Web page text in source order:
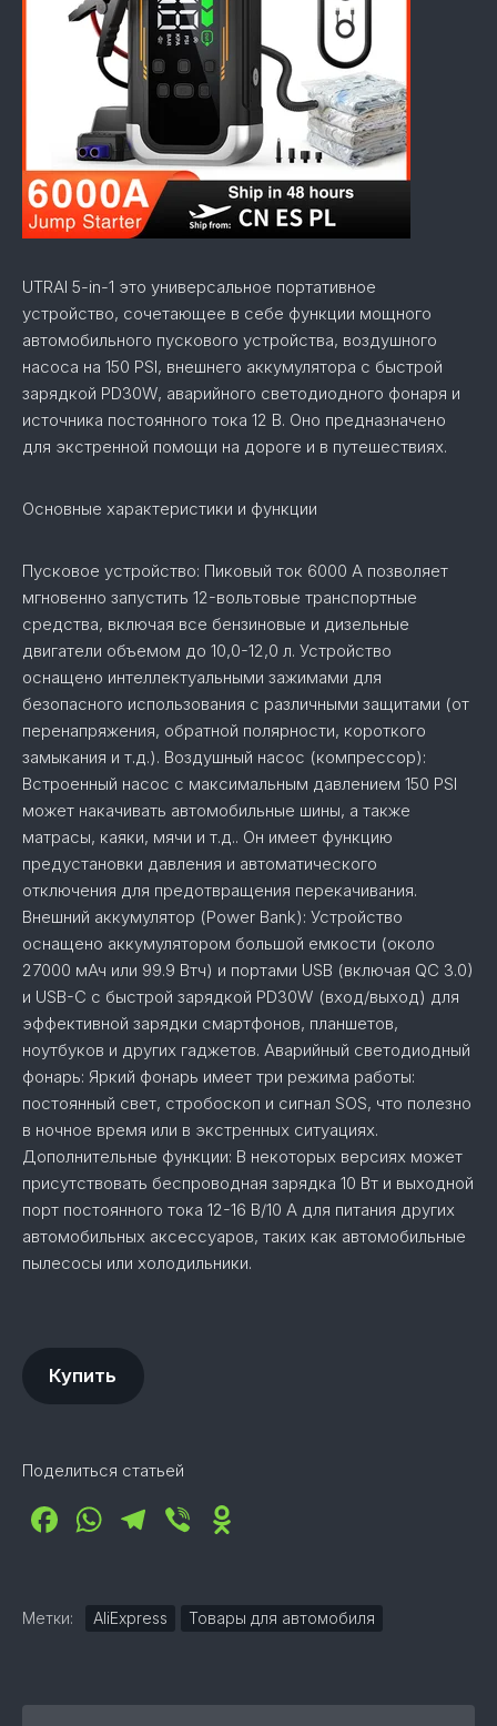
UTRAI 5-in-1 это универсальное портативное
устройство, сочетающее в себе функции мощного
автомобильного пускового устройства, воздушного
насоса на 150 PSI, внешнего аккумулятора с быстрой
зарядкой PD30W, аварийного светодиодного фонаря и
источника постоянного тока 12 В. Оно предназначено
для экстренной помощи на дороге и в путешествиях.
Основные характеристики и функции
Пусковое устройство: Пиковый ток 6000 А позволяет
мгновенно запустить 12-вольтовые транспортные
средства, включая все бензиновые и дизельные
двигатели объемом до 10,0-12,0 л. Устройство
оснащено интеллектуальными зажимами для
безопасного использования с различными защитами (от
перенапряжения, обратной полярности, короткого
замыкания и т.д.). Воздушный насос (компрессор):
Встроенный насос с максимальным давлением 150 PSI
может накачивать автомобильные шины, а также
матрасы, каяки, мячи и т.д.. Он имеет функцию
предустановки давления и автоматического
отключения для предотвращения перекачивания.
Внешний аккумулятор (Power Bank): Устройство
оснащено аккумулятором большой емкости (около
27000 мАч или 99.9 Втч) и портами USB (включая QC 3.0)
и USB-C с быстрой зарядкой PD30W (вход/выход) для
эффективной зарядки смартфонов, планшетов,
ноутбуков и других гаджетов. Аварийный светодиодный
фонарь: Яркий фонарь имеет три режима работы:
постоянный свет, стробоскоп и сигнал SOS, что полезно
в ночное время или в экстренных ситуациях.
Дополнительные функции: В некоторых версиях может
присутствовать беспроводная зарядка 10 Вт и выходной
порт постоянного тока 12-16 В/10 А для питания других
автомобильных аксессуаров, таких как автомобильные
пылесосы или холодильники.
Купить
Поделиться статьей
Facebook
WhatsApp
Telegram
Viber
Метки: AliExpress Товары для автомобиля